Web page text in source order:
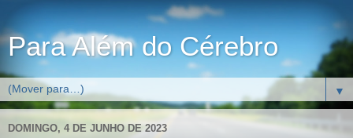
Para Além do Cérebro
▼
DOMINGO, 4 DE JUNHO DE 2023